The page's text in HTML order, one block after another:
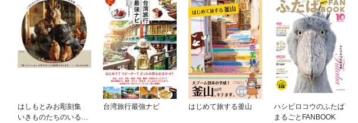
はしもとみお彫刻集
いきものたちのいると
台湾旅行最強ナビ はじめて旅する釜山
ハシビロコウのふたば
まるごとFANBOOK